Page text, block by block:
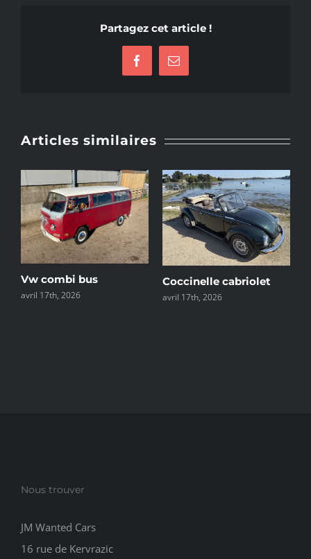
Partagez cet article !
FacebookEmail
Articles similaires
Vw combi Westfalia
décembre 21st, 2025
Combi T1 Camper
juillet 28th, 2026
Nous trouver
JM Wanted Cars
16 rue de Kervrazic